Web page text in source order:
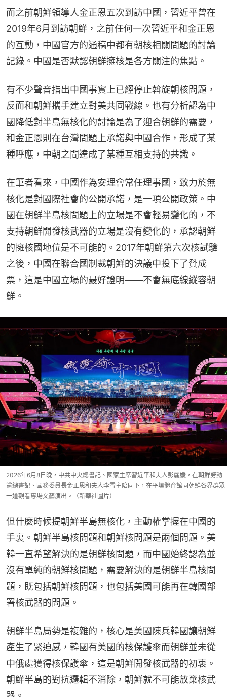
而之前朝鮮領導人金正恩五次到訪中國，習近平曾在
2019年6月到訪朝鮮，之前任何一次習近平和金正恩
的互動，中國官方的通稿中都有朝核相關問題的討論
記錄。中國是否默認朝鮮擁核是各方關注的焦點。
有不少聲音指出中國事實上已經停止斡旋朝核問題，
反而和朝鮮攜手建立對美共同戰線。也有分析認為中
國降低對半島無核化的討論是為了迎合朝鮮的需要，
和金正恩則在台灣問題上承諾與中國合作，形成了某
種呼應，中朝之間達成了某種互相支持的共識。
在筆者看來，中國作為安理會常任理事國，致力於無
核化是對國際社會的公開承諾，是一項公開政策。中
國在朝鮮半島核問題上的立場是不會輕易變化的，不
支持朝鮮開發核武器的立場是沒有變化的，承認朝鮮
的擁核國地位是不可能的。2017年朝鮮第六次核試驗
之後，中國在聯合國制裁朝鮮的決議中投下了贊成
票，這是中國立場的最好證明——不會無底線縱容朝
鮮。
2026年6月8日晚，中共中央總書記、國家主席習近平和夫人彭麗媛，在朝鮮勞動
黨總書記、國務委員長金正恩和夫人李雪主陪同下，在平壤體育館同朝鮮各界群眾
一道觀看專場文藝演出。（新華社圖片）
但什麼時候提朝鮮半島無核化，主動權掌握在中國的
手裏。朝鮮半島核問題和朝鮮核問題是兩個問題。美
韓一直希望解決的是朝鮮核問題，而中國始終認為並
沒有單純的朝鮮核問題，需要解決的是朝鮮半島核問
題，既包括朝鮮核問題，也包括美國可能再在韓國部
署核武器的問題。
朝鮮半島局勢是複雜的，核心是美國陳兵韓國讓朝鮮
產生了緊迫感，韓國有美國的核保護傘而朝鮮並未從
中俄處獲得核保護傘，這是朝鮮開發核武器的初衷。
朝鮮半島的對抗邏輯不消除，朝鮮就不可能放棄核武